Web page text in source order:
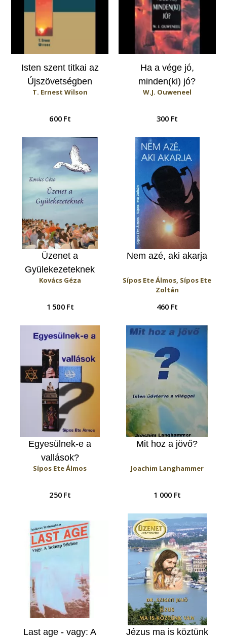
Isten szent titkai az
Újszövetségben
T. Ernest Wilson
600 Ft
Ha a vége jó,
minden(ki) jó?
W.J. Ouweneel
300 Ft
Üzenet a
Gyülekezeteknek
Kovács Géza
1 500 Ft
Nem azé, aki akarja
Sípos Ete Álmos, Sípos Ete
Zoltán
460 Ft
Egyesülnek-e a
vallások?
Sípos Ete Álmos
250 Ft
Mit hoz a jövő?
Joachim Langhammer
1 000 Ft
Last age - vagy: A
Jézus ma is köztünk